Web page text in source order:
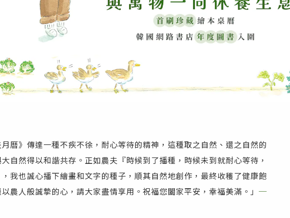
月曆》傳達一種不疾不徐，耐心等待的精神，這種取之自然、還之自然的
自然得以和諧共存。正如農夫『時候到了播種，時候未到就耐心等待，
我也誠心播下繪畫和文字的種子，順其自然地創作，最終收穫了健康飽
農人般誠摯的心，請大家盡情享用。祝福您闔家平安，幸福美滿。」 ─